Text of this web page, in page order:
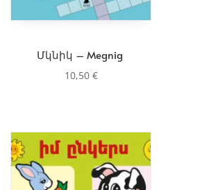
Մկնիկ – Megnig
10,50 €